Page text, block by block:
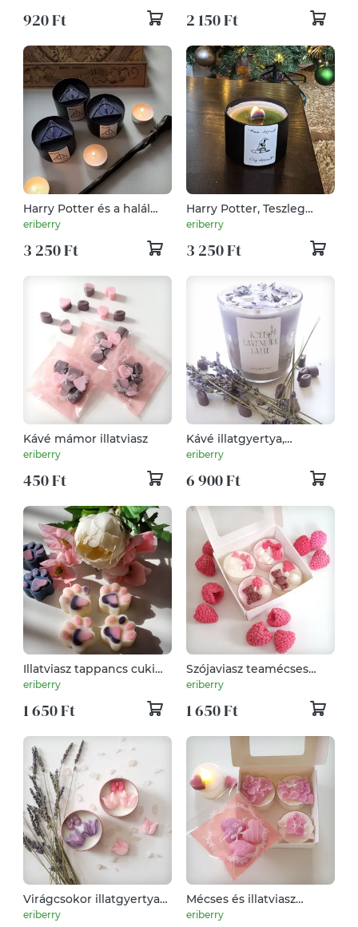
920 Ft 2 150 Ft
Harry Potter és a halál
ereklyéi ihlette
illatgyertya
eriberry
3 250 Ft
Harry Potter, Teszleg
Süveg ihlette illatgyertya
eriberry
3 250 Ft
Kávé mámor illatviasz
eriberry
450 Ft
Kávé illatgyertya,
jegeskávé gyertya
levendulával
eriberry
6 900 Ft
Illatviasz tappancs cuki
cica mancs többféle
illatban
eriberry
1 650 Ft
Szójaviasz teamécses
málnás panna cotta
illattal
eriberry
1 650 Ft
Virágcsokor illatgyertya
tulipán
eriberry
Mécses és illatviasz
ajándék box
eriberry